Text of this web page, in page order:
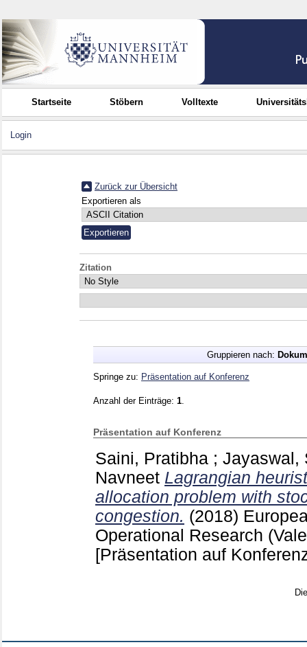
Startseite Stöbern Volltexte
Login
Zurück zur Übersicht
Exportieren als
Zitation
Gruppieren nach:
Springe zu: Präsentation auf Konferenz
Anzahl der Einträge: 1
Präsentation auf Konferenz
Saini, Pratibha ; Jayaswal,
Navneet Lagrangian
allocation problem with
congestion. (2018)
Operational Research
[Präsentation auf